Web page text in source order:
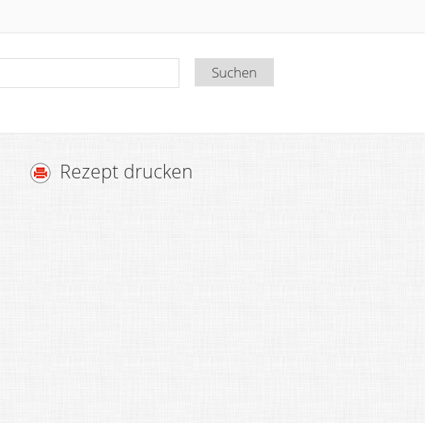
Rezept drucken